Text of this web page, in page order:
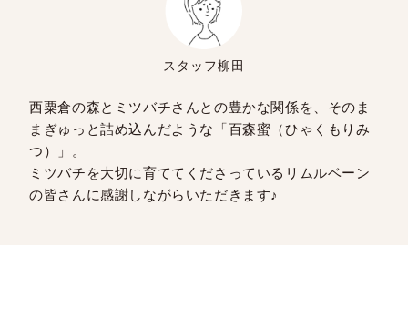
スタッフ柳田
西粟倉の森とミツバチさんとの豊かな関係を、そのま
まぎゅっと詰め込んだような「百森蜜（ひゃくもりみ
つ）」。
ミツバチを大切に育ててくださっているリムルベーン
の皆さんに感謝しながらいただきます♪